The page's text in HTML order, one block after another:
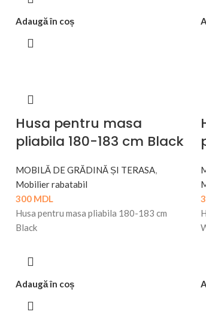
Adaugă în coș
Husa pentru masa
pliabila 180-183 cm Black
MOBILĂ DE GRĂDINĂ ȘI TERASA,
Mobilier rabatabil
300 MDL
Husa pentru masa pliabila 180-183 cm
Black
Adaugă în coș